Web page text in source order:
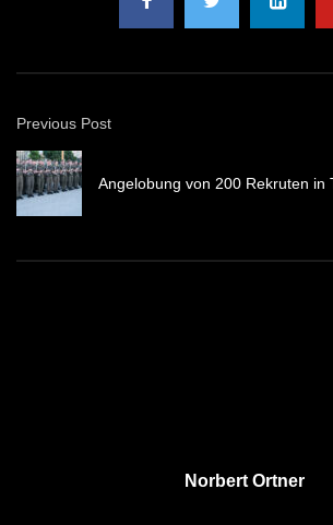
Previous Post
Angelobung von 200 Rekruten in
Norbert Ortner